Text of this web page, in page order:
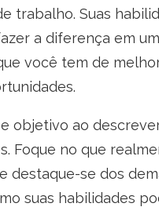
trabalho. Suas
a diferença em
você tem de
objetivo ao
Foque no que
destaque-se dos
suas habilidades